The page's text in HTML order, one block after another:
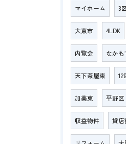
マイホーム 3
大東市 4LDK
内覧会 なかも
天下茶屋東 12
加美東 平野区
収益物件 貸店